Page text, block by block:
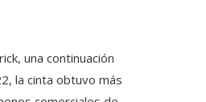
una continuación
la cinta obtuvo más